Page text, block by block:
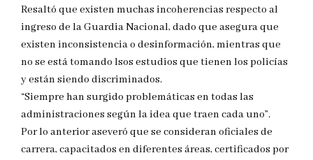
Resaltó que existen muchas incoherencias respecto al
ingreso de la Guardia Nacional, dado que asegura que
existen inconsistencia o desinformación, mientras que
no se está tomando lsos estudios que tienen los policías
y están siendo discriminados.
“Siempre han surgido problemáticas en todas las
administraciones según la idea que traen cada uno”.
Por lo anterior aseveró que se consideran oficiales de
carrera, capacitados en diferentes áreas, certificados por